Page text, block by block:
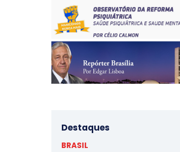
Destaques
BRASIL